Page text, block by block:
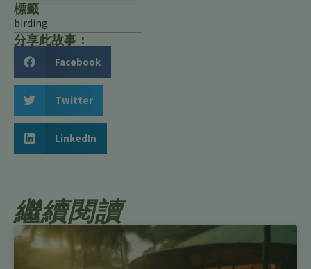
標籤
birding
分享此故事：
Facebook
Twitter
LinkedIn
繼續閱讀